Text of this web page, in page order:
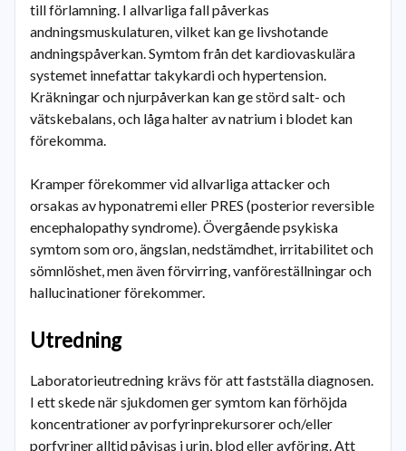
till förlamning. I allvarliga fall påverkas
andningsmuskulaturen, vilket kan ge livshotande
andningspåverkan. Symtom från det kardiovaskulära
systemet innefattar takykardi och hypertension.
Kräkningar och njurpåverkan kan ge störd salt- och
vätskebalans, och låga halter av natrium i blodet kan
förekomma.
Kramper förekommer vid allvarliga attacker och
orsakas av hyponatremi eller PRES (posterior reversible
encephalopathy syndrome). Övergående psykiska
symtom som oro, ängslan, nedstämdhet, irritabilitet och
sömnlöshet, men även förvirring, vanföreställningar och
hallucinationer förekommer.
Utredning
Laboratorieutredning krävs för att fastställa diagnosen.
I ett skede när sjukdomen ger symtom kan förhöjda
koncentrationer av porfyrinprekursorer och/eller
porfyriner alltid påvisas i urin, blod eller avföring. Att